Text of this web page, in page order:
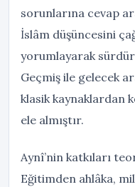
sorunlarına cevap
İslâm düşüncesini
yorumlayarak
Geçmiş ile gelecek
klasik kaynaklardan
ele almıştır.
Aynî’nin katkıları
Eğitimden ahlâka,